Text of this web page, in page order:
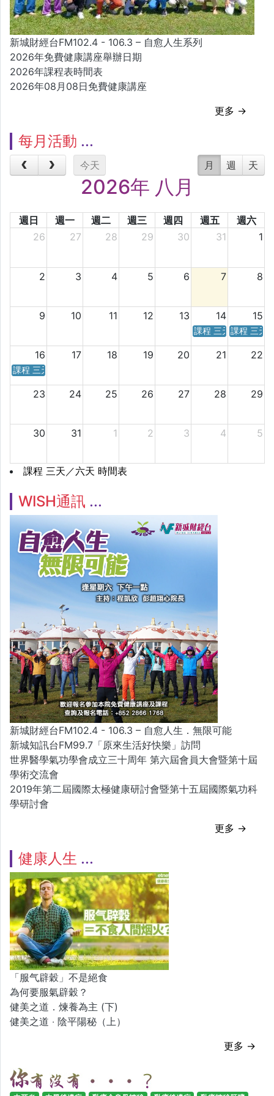
新城財經台FM102.4 - 106.3 – 自愈人生系列
2026年免費健康講座舉辦日期
2026年課程表時間表
2026年08月08日免費健康講座
更多 →
每月活動
今天 月 週 天
2026年 八月
週日 週一 週二 週三 週四 週五
週六
26
27 28 29 30 31 1
2 3 4 5 6 7 8
9 10 11 12 13 14 15
課程 三天／六天 時
課程 三天
16 17 18 19 20 21 22
課程 三天／六天 時間表
23 24 25 26 27 28 29
30 31 1 2 3 4 5
課程 三天／六天 時間表
WISH通訊
新城財經台FM102.4 - 106.3 – 自愈人生．無限可能
新城知訊台FM99.7「原來生活好快樂」訪問
世界醫學氣功學會成立三十周年 第六屆會員大會暨第十屆
學術交流會
2019年第二屆國際太極健康研討會暨第十五屆國際氣功科
學研討會
更多 →
健康人生
「服气辟穀」不是絕食
為何要服氣辟穀？
健美之道．煉養為主 (下)
健美之道 ‧ 陰平陽秘（上）
更多 →